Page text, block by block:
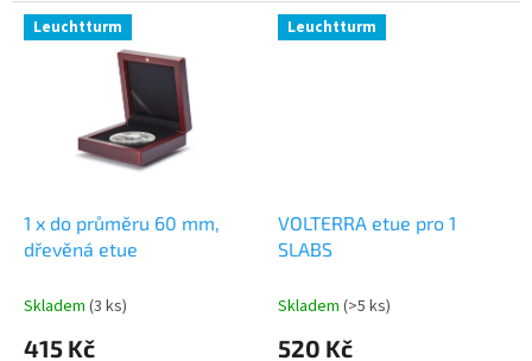
Leuchtturm
1 x do průměru 60 mm,
dřevěná etue
Skladem (3 ks)
415 Kč
Leuchtturm
VOLTERRA etue pro 1
SLABS
Skladem (>5 ks)
520 Kč